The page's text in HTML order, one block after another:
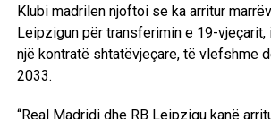
Klubi madrilen njoftoi se ka arritur
Leipzigun për transferimin e 19-vjeçarit,
një kontratë shtatëvjeçare, të vlefshme
2033.
“Real Madridi dhe RB Leipzigu kanë